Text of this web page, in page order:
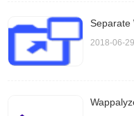
Separate
2018-06-29